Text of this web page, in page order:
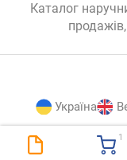
1
Каталог
продажів,
Україна